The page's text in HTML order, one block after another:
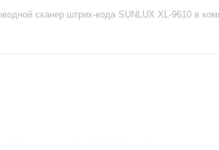
сканер штрих-кода SUNLUX XL-9610 в